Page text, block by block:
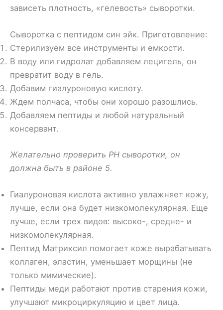
зависеть плотность, «гелевость» сыворотки.
Сыворотка с пептидом син эйк. Приготовление:
Стерилизуем все инструменты и емкости.
В воду или гидролат добавляем лецигель, он
превратит воду в гель.
Добавим гиалуроновую кислоту.
Ждем полчаса, чтобы они хорошо разошлись.
Добавляем пептиды и любой натуральный
консервант.
Желательно проверить PH сыворотки, он
должна быть в районе 5.
Гиалуроновая кислота активно увлажняет кожу,
лучше, если она будет низкомолекулярная. Еще
лучше, если трех видов: высоко-, средне- и
низкомолекулярная.
Пептид Матриксил помогает коже вырабатывать
коллаген, эластин, уменьшает морщины (не
только мимические).
Пептиды меди работают против старения кожи,
улучшают микроциркуляцию и цвет лица.